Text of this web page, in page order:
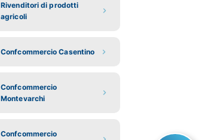
Rivenditori di prodotti
agricoli
Confcommercio Casentino
Confcommercio
Montevarchi
Confcommercio